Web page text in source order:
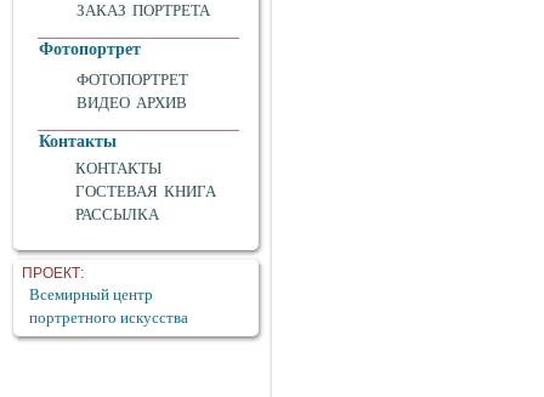
ЗАКАЗ ПОРТРЕТА
Фотопортрет
ФОТОПОРТРЕТ
ВИДЕО АРХИВ
Контакты
КОНТАКТЫ
ГОСТЕВАЯ КНИГА
РАССЫЛКА
ПРОЕКТ:
Всемирный центр
портретного искусства